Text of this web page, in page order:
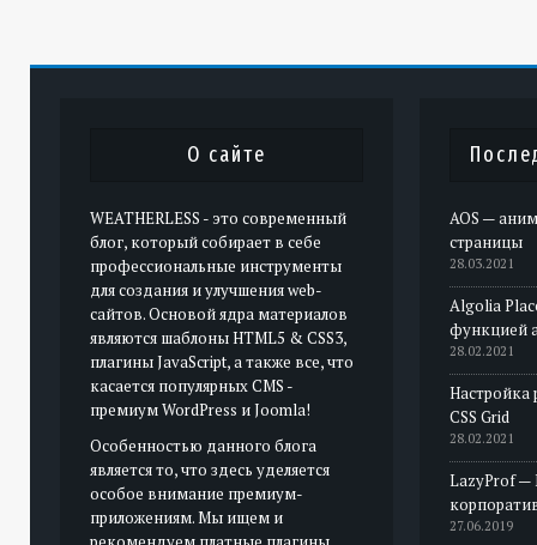
О сайте
WEATHERLESS - это современный
блог, который собирает в себе
профессиональные инструменты
для создания и улучшения web-
сайтов. Основой ядра материалов
являются шаблоны HTML5 & CSS3,
плагины JavaScript, а также все, что
касается популярных CMS -
премиум WordPress и Joomla!
Особенностью данного блога
является то, что здесь уделяется
особое внимание премиум-
приложениям. Мы ищем и
AOS —
страницы
28.03.2021
Algolia
функцией
28.02.2021
Настройка
CSS Grid
28.02.2021
LazyProf —
27.06.2019